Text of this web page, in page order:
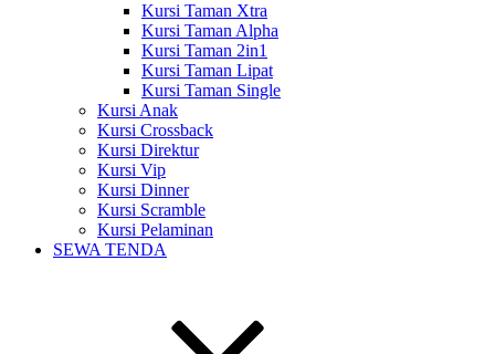
Kursi Taman Xtra
Kursi Taman Alpha
Kursi Taman 2in1
Kursi Taman Lipat
Kursi Taman Single
Kursi Anak
Kursi Crossback
Kursi Direktur
Kursi Vip
Kursi Dinner
Kursi Scramble
Kursi Pelaminan
SEWA TENDA